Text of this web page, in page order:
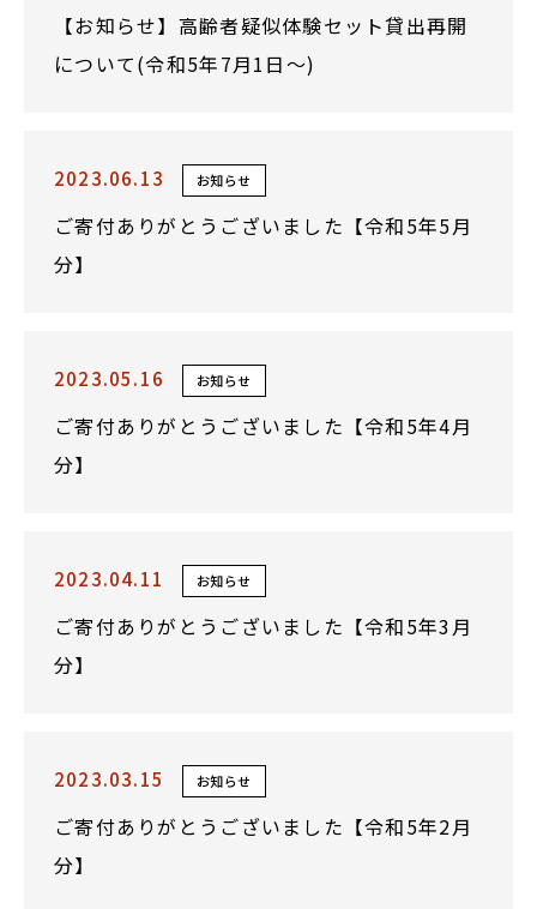
【お知らせ】高齢者疑似体験セット貸出再開
について(令和5年7月1日～)
2023.06.13 お知らせ
ご寄付ありがとうございました【令和5年5月
分】
2023.05.16 お知らせ
ご寄付ありがとうございました【令和5年4月
分】
2023.04.11 お知らせ
ご寄付ありがとうございました【令和5年3月
分】
2023.03.15 お知らせ
ご寄付ありがとうございました【令和5年2月
分】